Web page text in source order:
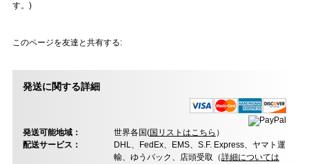
す。)
このページを友達と共有する:
発送に関する詳細
発送可能地域： 世界各国(国リストはこちら ）
配送サービス：
DHL、FedEx、EMS、S.F. Express、ヤマト運
輸、ゆうパック、店頭受取（詳細については